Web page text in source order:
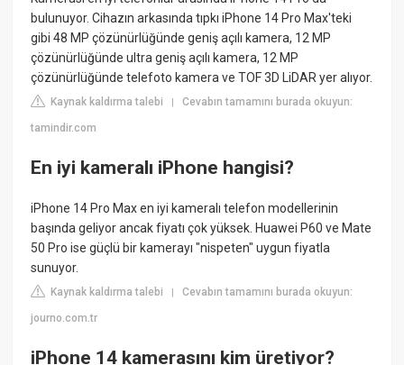
bulunuyor. Cihazın arkasında tıpkı iPhone 14 Pro Max'teki
gibi 48 MP çözünürlüğünde geniş açılı kamera, 12 MP
çözünürlüğünde ultra geniş açılı kamera, 12 MP
çözünürlüğünde telefoto kamera ve TOF 3D LiDAR yer alıyor.
Kaynak kaldırma talebi |Cevabın tamamını burada okuyun:
tamindir.com
En iyi kameralı iPhone hangisi?
iPhone 14 Pro Max en iyi kameralı telefon modellerinin
başında geliyor ancak fiyatı çok yüksek. Huawei P60 ve Mate
50 Pro ise güçlü bir kamerayı "nispeten" uygun fiyatla
sunuyor.
Kaynak kaldırma talebi |Cevabın tamamını burada okuyun:
journo.com.tr
iPhone 14 kamerasını kim üretiyor?